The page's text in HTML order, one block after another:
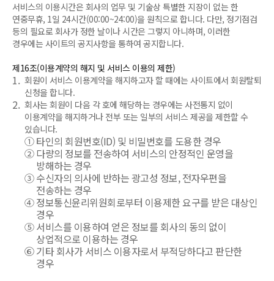
서비스의 이용시간은 회사의 업무 및 기술상 특별한 지장이 없는 한
연중무휴, 1일 24시간(00:00~24:00)을 원칙으로 합니다. 다만, 정기점검
등의 필요로 회사가 정한 날이나 시간은 그렇지 아니하며, 이러한
경우에는 사이트의 공지사항을 통하여 공지합니다.
제16조(이용계약의 해지 및 서비스 이용의 제한)
1. 회원이 서비스 이용계약을 해지하고자 할 때에는 사이트에서 회원탈퇴
신청을 합니다.
2. 회사는 회원이 다음 각 호에 해당하는 경우에는 사전통지 없이
이용계약을 해지하거나 전부 또는 일부의 서비스 제공을 제한할 수
있습니다.
①타인의 회원번호(ID) 및 비밀번호를 도용한 경우
②다량의 정보를 전송하여 서비스의 안정적인 운영을
방해하는 경우
③수신자의 의사에 반하는 광고성 정보, 전자우편을
전송하는 경우
④정보통신윤리위원회로부터 이용제한 요구를 받은 대상인
경우
⑤서비스를 이용하여 얻은 정보를 회사의 동의 없이
상업적으로 이용하는 경우
⑥기타 회사가 서비스 이용자로서 부적당하다고 판단한
경우